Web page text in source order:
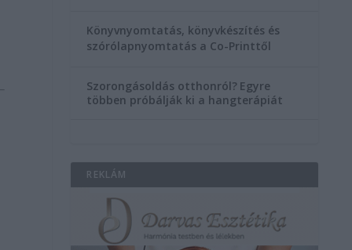
Könyvnyomtatás, könyvkészítés és
szórólapnyomtatás a Co-Printtől
Szorongásoldás otthonról? Egyre
többen próbálják ki a hangterápiát
REKLÁM